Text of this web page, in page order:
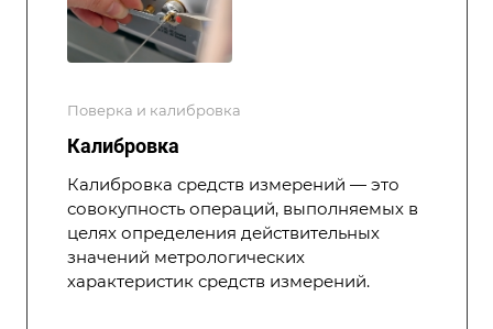
Поверка и калибровка
Калибровка
Калибровка средств измерений — это
совокупность операций, выполняемых в
целях определения действительных
значений метрологических
характеристик средств измерений.